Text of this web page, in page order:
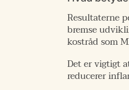
Resultaterne
bremse
kostråd som
Det er vigtigt
reducerer